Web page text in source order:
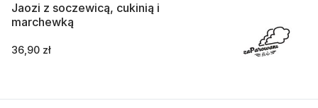
Jaozi z soczewicą, cukinią i
marchewką
36,90 zł